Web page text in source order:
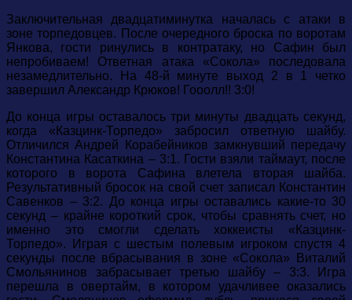
Заключительная двадцатиминутка началась с атаки в
зоне торпедовцев. После очередного броска по воротам
Янкова, гости ринулись в контратаку, но Сафин был
непробиваем! Ответная атака «Сокола» последовала
незамедлительно. На 48-й минуте выход 2 в 1 четко
завершил Александр Крюков! Гооолл!! 3:0!
До конца игры оставалось три минуты двадцать секунд,
когда «Казцинк-Торпедо» забросил ответную шайбу.
Отличился Андрей Корабейников замкнувший передачу
Константина Касаткина – 3:1. Гости взяли таймаут, после
которого в ворота Сафина влетела вторая шайба.
Результативный бросок на свой счет записал Константин
Савенков – 3:2. До конца игры оставались какие-то 30
секунд – крайне короткий срок, чтобы сравнять счет, но
именно это смогли сделать хоккеисты «Казцинк-
Торпедо». Играя с шестым полевым игроком спустя 4
секунды после вбрасывания в зоне «Сокола» Виталий
Смольянинов забрасывает третью шайбу – 3:3. Игра
перешла в овертайм, в котором удачливее оказались